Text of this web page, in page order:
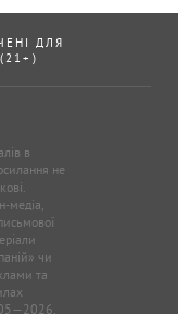
ДЛЯ
в
не
медіа,
чи
та